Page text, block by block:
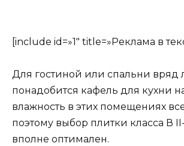
[include id=»1″ title=»Реклама в
Для гостиной или спальни вряд
понадобится кафель для кухни
влажность в этих помещениях
поэтому выбор плитки класса В
вполне оптимален.